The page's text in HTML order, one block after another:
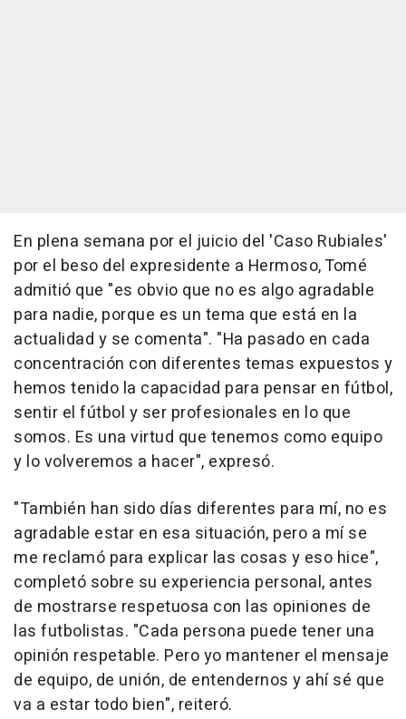
En plena semana por el juicio del 'Caso Rubiales'
por el beso del expresidente a Hermoso, Tomé
admitió que "es obvio que no es algo agradable
para nadie, porque es un tema que está en la
actualidad y se comenta". "Ha pasado en cada
concentración con diferentes temas expuestos y
hemos tenido la capacidad para pensar en fútbol,
sentir el fútbol y ser profesionales en lo que
somos. Es una virtud que tenemos como equipo
y lo volveremos a hacer", expresó.
"También han sido días diferentes para mí, no es
agradable estar en esa situación, pero a mí se
me reclamó para explicar las cosas y eso hice",
completó sobre su experiencia personal, antes
de mostrarse respetuosa con las opiniones de
las futbolistas. "Cada persona puede tener una
opinión respetable. Pero yo mantener el mensaje
de equipo, de unión, de entendernos y ahí sé que
va a estar todo bien", reiteró.